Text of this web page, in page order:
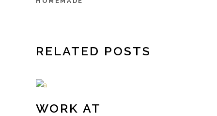
RELATED POSTS
WORK AT